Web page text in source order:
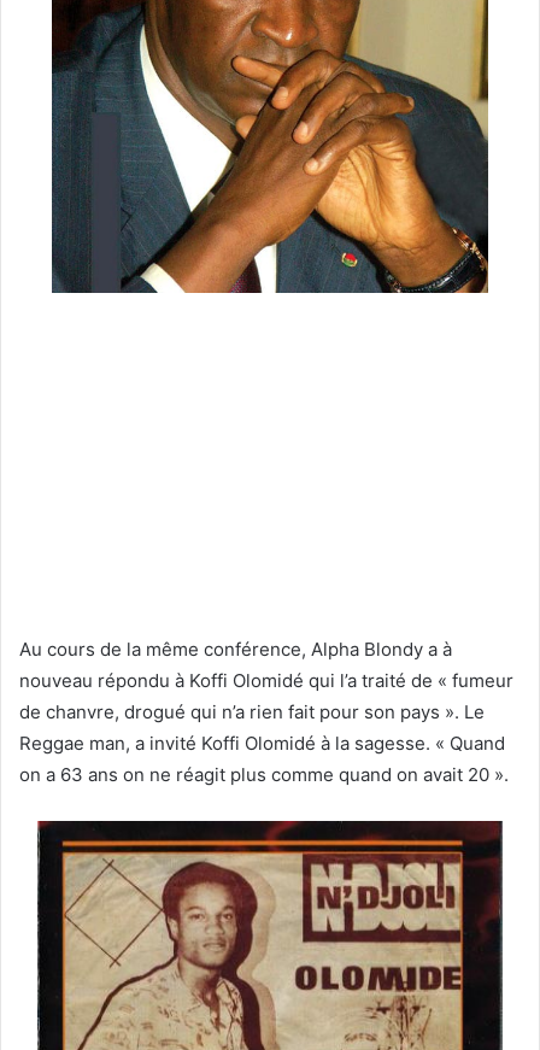
Au cours de la même conférence, Alpha Blondy a à
nouveau répondu à Koffi Olomidé qui l’a traité de « fumeur
de chanvre, drogué qui n’a rien fait pour son pays ». Le
Reggae man, a invité Koffi Olomidé à la sagesse. « Quand
on a 63 ans on ne réagit plus comme quand on avait 20 ».